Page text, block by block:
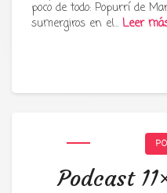
Tu radio y
anime y
poco de todo: Popurrí de
sumergiros en el… Leer
Podcast